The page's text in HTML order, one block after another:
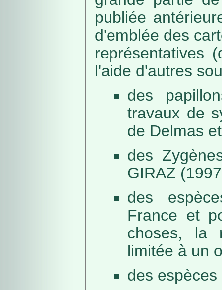
publiée
d'emblée des
représentatives
l'aide d'autres
des
travaux de
de Delmas
des
GIRAZ
des
France et
choses, la
limitée à un
des